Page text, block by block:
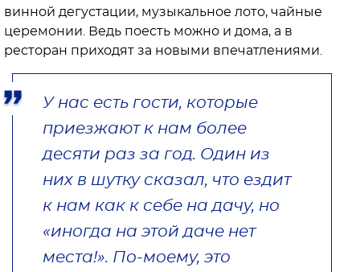
винной дегустации, музыкальное лото, чайные
церемонии. Ведь поесть можно и дома, а в
ресторан приходят за новыми впечатлениями.
У нас есть гости, которые
приезжают к нам более
десяти раз за год. Один из
них в шутку сказал, что ездит
к нам как к себе на дачу, но
«иногда на этой даче нет
места!». По-моему, это